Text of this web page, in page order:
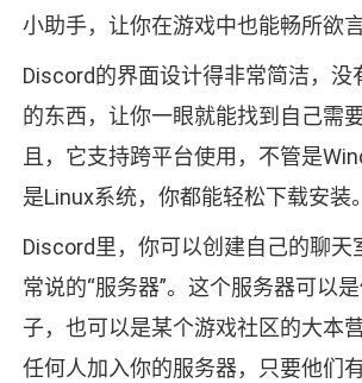
小助手，让你在游戏中也能畅所欲言
Discord的界面设计得非常简洁，没
的东西，让你一眼就能找到自己需
且，它支持跨平台使用，不管是
是Linux系统，你都能轻松下载安装。
Discord里，你可以创建自己的聊天
常说的“服务器”。这个服务器可以
子，也可以是某个游戏社区的大本
任何人加入你的服务器，只要他们